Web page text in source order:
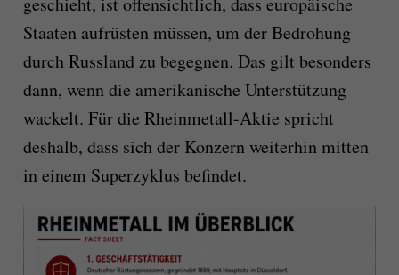
Staaten aufrüsten müssen, um der Bedrohung
durch Russland zu begegnen. Das gilt besonders
dann, wenn die amerikanische Unterstützung
wackelt. Für die Rheinmetall-Aktie spricht
deshalb, dass sich der Konzern weiterhin mitten
in einem Superzyklus befindet.